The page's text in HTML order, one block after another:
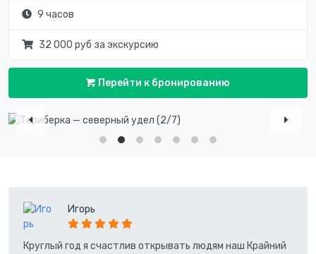
9 часов
32 000 руб за экскурсию
Перейти к бронированию
Игорь
Круглый год я счастлив открывать людям наш Крайний